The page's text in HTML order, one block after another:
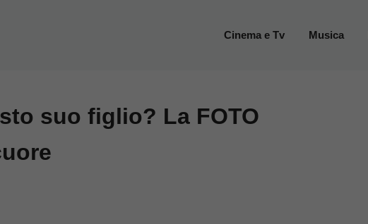
Cinema e Tv Musica
suo figlio? La FOTO